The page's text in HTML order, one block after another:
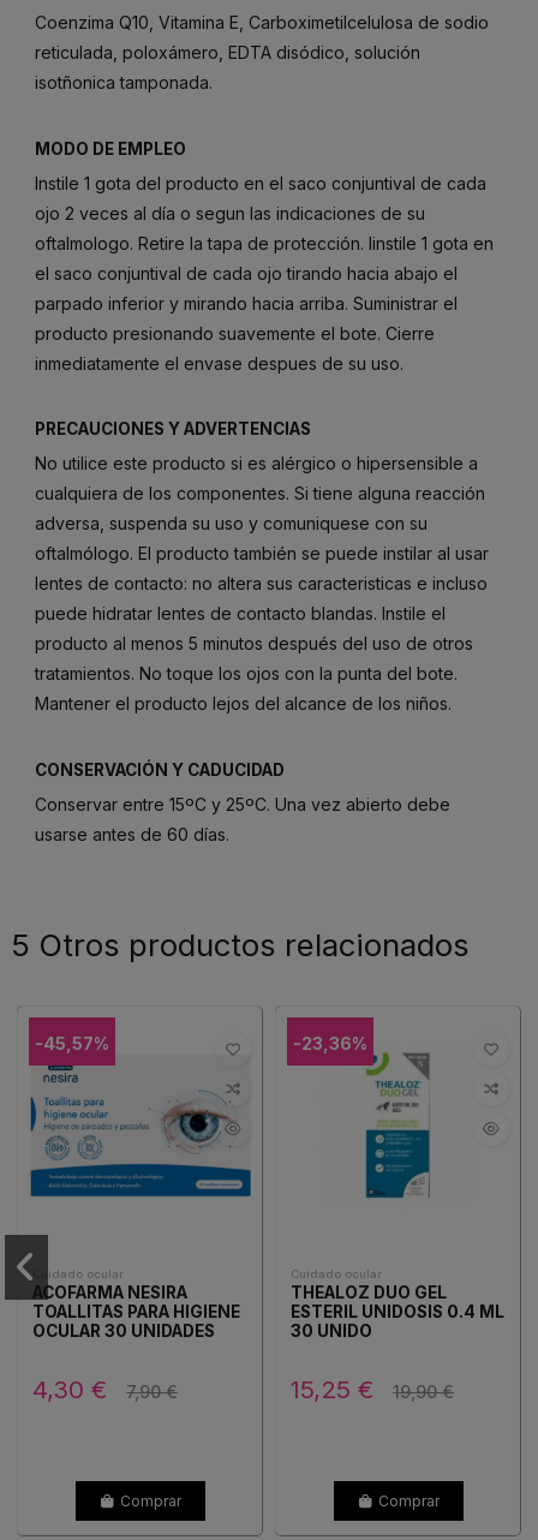
Coenzima Q10, Vitamina E, Carboximetilcelulosa de sodio
reticulada, poloxámero, EDTA disódico, solución
isotñonica tamponada.
MODO DE EMPLEO
Instile 1 gota del producto en el saco conjuntival de cada
ojo 2 veces al día o segun las indicaciones de su
oftalmologo. Retire la tapa de protección. Iinstile 1 gota en
el saco conjuntival de cada ojo tirando hacia abajo el
parpado inferior y mirando hacia arriba. Suministrar el
producto presionando suavemente el bote. Cierre
inmediatamente el envase despues de su uso.
PRECAUCIONES Y ADVERTENCIAS
No utilice este producto si es alérgico o hipersensible a
cualquiera de los componentes. Si tiene alguna reacción
adversa, suspenda su uso y comuniquese con su
oftalmólogo. El producto también se puede instilar al usar
lentes de contacto: no altera sus caracteristicas e incluso
puede hidratar lentes de contacto blandas. Instile el
producto al menos 5 minutos después del uso de otros
tratamientos. No toque los ojos con la punta del bote.
Mantener el producto lejos del alcance de los niños.
CONSERVACIÓN Y CADUCIDAD
Conservar entre 15ºC y 25ºC. Una vez abierto debe
usarse antes de 60 días.
5 Otros productos relacionados
-45,57%
Cuidado ocular
ACOFARMA NESIRA
TOALLITAS PARA HIGIENE
OCULAR 30 UNIDADES
4,30 € 7,90 €
Comprar
-23,36%
Cuidado ocular
THEALOZ DUO GEL
ESTERIL UNIDOSIS 0.4 ML
30 UNIDO
15,25 € 19,90 €
Comprar